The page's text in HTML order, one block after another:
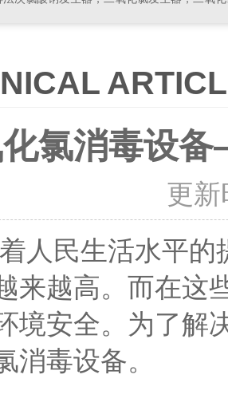
氯消毒设
更新
民生活水平的提
来越高。而在这
境安全。为了解
消毒设备。